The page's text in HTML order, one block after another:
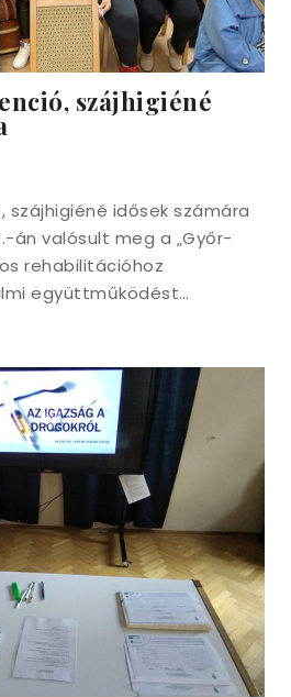
szájhigiéné
szájhigiéné idősek számára
án valósult meg a „Győr-
rehabilitációhoz
együttműködést…